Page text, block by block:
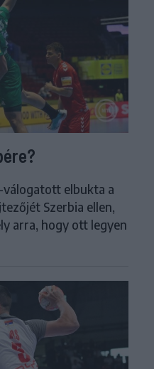
elbukta a
Szerbia ellen,
arra, hogy ott legyen